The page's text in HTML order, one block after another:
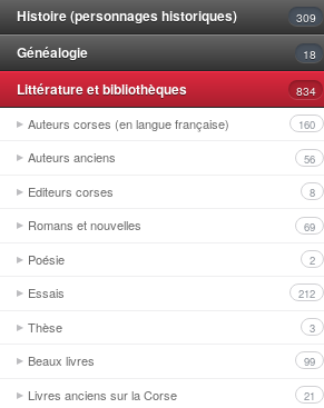
Histoire (personnages historiques) 309
Généalogie 18
Littérature et bibliothèques 834
Auteurs corses (en langue française) 160
Auteurs anciens 56
Editeurs corses 8
Romans et nouvelles 69
Poésie 2
Essais 212
Thèse 3
Beaux livres 99
Livres anciens sur la Corse 21